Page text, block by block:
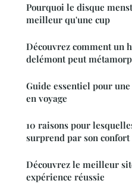
Pourquoi le disque
meilleur qu'une cup
Découvrez comment un
delémont peut
Guide essentiel pour
en voyage
10 raisons pour
surprend par son confort
Découvrez le meilleur
expérience réussie